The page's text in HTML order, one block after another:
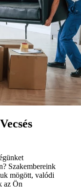
Szakembereink
mögött, valódi
az Ön